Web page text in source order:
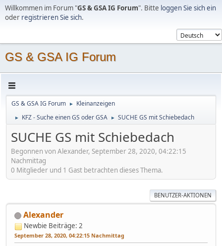
Willkommen im Forum "GS & GSA IG Forum". Bitte loggen Sie sich ein
oder registrieren Sie sich.
GS & GSA IG Forum
GS & GSA IG Forum ► Kleinanzeigen
► KFZ - Suche einen GS oder GSA ► SUCHE GS mit Schiebedach
SUCHE GS mit Schiebedach
Begonnen von Alexander, September 28, 2020, 04:22:15
Nachmittag
0 Mitglieder und 1 Gast betrachten dieses Thema.
BENUTZER-AKTIONEN
Alexander
Newbie Beiträge: 2
September 28, 2020, 04:22:15 Nachmittag